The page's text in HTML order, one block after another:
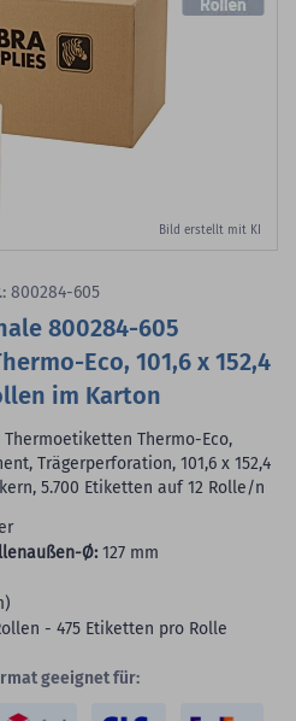
Bild erstellt mit KI
800284-605
800284-605
Eco, 101,6 x 152,4
im Karton
Thermoetiketten Thermo-Eco,
Trägerperforation, 101,6 x 152,4
5.700 Etiketten auf 12 Rolle/n
Ø: 127 mm
- 475 Etiketten pro Rolle
geeignet für: